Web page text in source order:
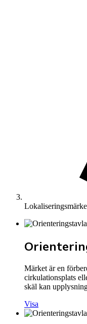
Märket är en
cirkulationsplats
skäl kan
Visa